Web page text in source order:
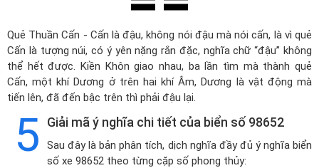
Quẻ Thuần Cấn - Cấn là đậu, không nói đậu mà nói cấn, là vì quẻ
Cấn là tượng núi, có ý yên nặng rắn đặc, nghĩa chữ “đậu” không
thể hết được. Kiền Khôn giao nhau, ba lần tìm mà thành quẻ
Cấn, một khí Dương ở trên hai khí Âm, Dương là vật động mà
tiến lên, đã đến bậc trên thì phải đậu lại.
5 Giải mã ý nghĩa chi tiết của biển số 98652
Sau đây là bản phân tích, dịch nghĩa đầy đủ ý nghĩa biển
số xe 98652 theo từng cặp số phong thủy: